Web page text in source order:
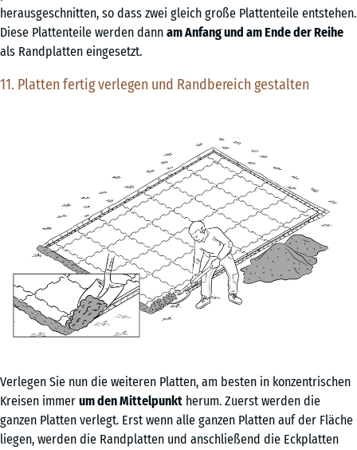
herausgeschnitten, so dass zwei gleich große Plattenteile entstehen.
Diese Plattenteile werden dann am Anfang und am Ende der Reihe
als Randplatten eingesetzt.
11. Platten fertig verlegen und Randbereich gestalten
Verlegen Sie nun die weiteren Platten, am besten in konzentrischen
Kreisen immer um den Mittelpunkt herum. Zuerst werden die
ganzen Platten verlegt. Erst wenn alle ganzen Platten auf der Fläche
liegen, werden die Randplatten und anschließend die Eckplatten